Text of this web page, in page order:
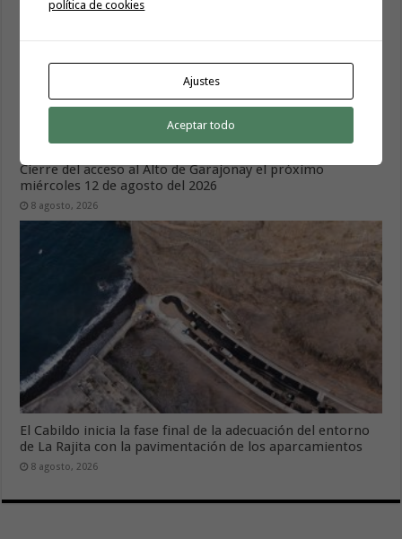
El servicio informativo itinerante de ‘La Gomera
Acompaña’ llega este lunes a Hermigua
8 agosto, 2026
Cierre del acceso al Alto de Garajonay el próximo
miércoles 12 de agosto del 2026
8 agosto, 2026
El Cabildo inicia la fase final de la adecuación del entorno
de La Rajita con la pavimentación de los aparcamientos
8 agosto, 2026
política de cookies
Ajustes
Aceptar todo